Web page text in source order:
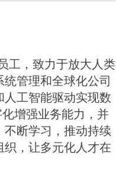
工，致力于放大人类
管理和全球化公司
工智能驱动实现数
增强业务能力，并
断学习，推动持续
，让多元化人才在